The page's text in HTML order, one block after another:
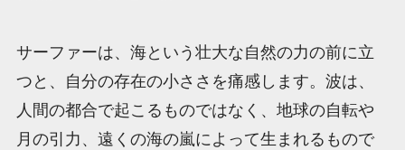
サーファーは、海という壮大な自然の力の前に立
つと、自分の存在の小ささを痛感します。波は、
人間の都合で起こるものではなく、地球の自転や
月の引力、遠くの海の嵐によって生まれるもので